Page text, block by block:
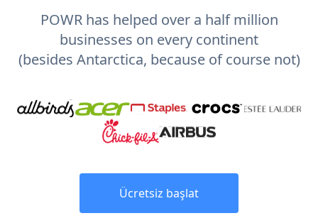
POWR has helped over a half million
businesses on every continent
(besides Antarctica, because of course not)
Ücretsiz başlat